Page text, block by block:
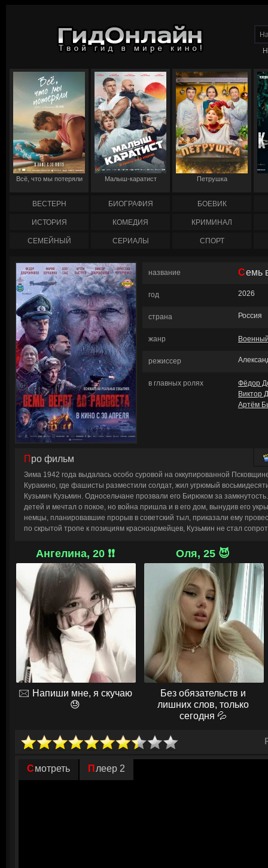
Всё, что мы потеряли Малыш-каратист Петрушка
ВЕСТЕРН БИОГРАФИЯ БОЕВИК
ИСТОРИЯ КОМЕДИЯ КРИМИНАЛ
СЕМЕЙНЫЙ СЕРИАЛЫ СПОРТ
название Семь
год 2026
страна Россия
жанр
режиссер
в главных ролях
Фёдор
Виктор
Артём
Про фильм
Зима 1942 года выдалась особо суровой на оккупированной
Куракино, где фашисты разместили солдат, жил угрюмый
Кузьмич Кузьмин. Односельчане прозвали его Бирюком за
детей и мечтал о покое, но война пришла и в его дом, вынудив его
немцы, планировавшие прорыв в советский тыл, приказали ему
по скрытой тропе к позициям красноармейцев, Кузьмин не стал
предупредить своих о готовящейся диверсии. Сам же, надев тулуп,
отправился с ними в метель.
Семь вёрст он вёл врага по глухому бездорожью, петляя по
пистолета, приставленного к спине, и копил силы. Когда метель
вывел колонну не под огонь русских пушек, а под смертоносный шквал
товарищей, которые уже ждали врага в засаде. В разразившейся
ошибку и выстрелил в старика. Но было поздно — благородный
повторил легендарный подвиг Ивана Сусанина и навсегда вписал
самого пожилого Героя Советского Союза.
© ГидОнлайн
Ангелина, 20 ❗❗
🖂 Напиши мне, я скучаю
😓
Оля, 25 😈
Без обязательств и
лишних слов, только
сегодня 💦
Смотреть Плеер 2